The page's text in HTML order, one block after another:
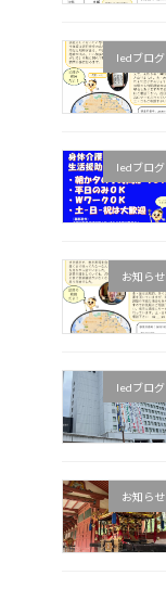
ledブログ
ledブログ
お知らせ
ledブログ
お知らせ